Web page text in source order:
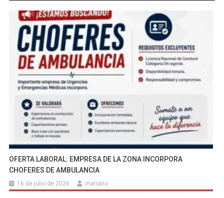
OFERTA LABORAL: EMPRESA DE LA ZONA INCORPORA
CHOFERES DE AMBULANCIA
16 de julio de 2026 mariano